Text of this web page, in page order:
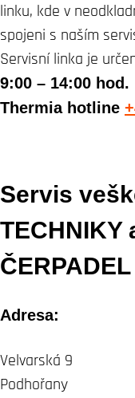
linku, kde v
spojeni s naším
Servisní linka je
9:00 – 14:00 hod.
Thermia hotline
Servis
TECHNIKY
ČERPADEL
Adresa:
Velvarská 9
Podhořany